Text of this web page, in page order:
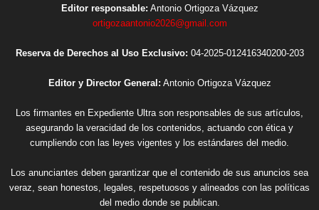
Editor responsable: Antonio Ortigoza Vázquez
ortigozaantonio2026@gmail.com
Reserva de Derechos al Uso Exclusivo: 04-2025-012416340200-203
Editor y Director General: Antonio Ortigoza Vázquez
Los firmantes en Expediente Ultra son responsables de sus artículos,
asegurando la veracidad de los contenidos, actuando con ética y
cumpliendo con las leyes vigentes y los estándares del medio.
Los anunciantes deben garantizar que el contenido de sus anuncios sea
veraz, sean honestos, legales, respetuosos y alineados con las políticas
del medio donde se publican.